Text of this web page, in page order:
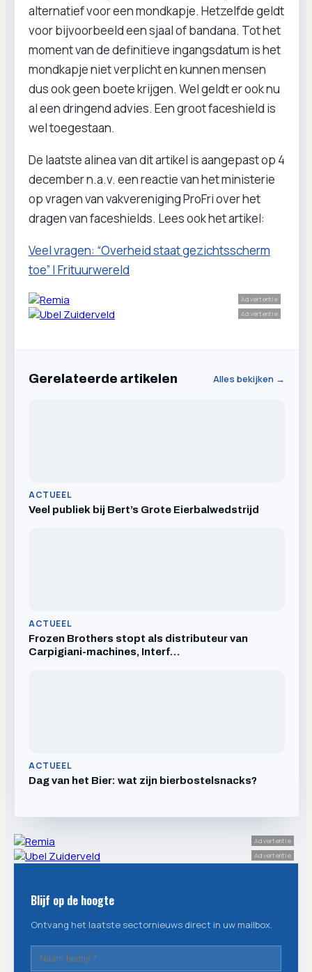
alternatief voor een mondkapje. Hetzelfde geldt
voor bijvoorbeeld een sjaal of bandana. Tot het
moment van de definitieve ingangsdatum is het
mondkapje niet verplicht en kunnen mensen
dus ook geen boete krijgen. Wel geldt er ook nu
al een dringend advies. Een groot faceshield is
wel toegestaan.
De laatste alinea van dit artikel is aangepast op 4
december n.a.v. een reactie van het ministerie
op vragen van vakvereniging ProFri over het
dragen van faceshields. Lees ook het artikel:
Veel vragen: “Overheid staat gezichtsscherm
toe” | Frituurwereld
Advertentie
Advertentie
Gerelateerde artikelen Alles bekijken →
ACTUEEL
Veel publiek bij Bert’s Grote Eierbalwedstrijd
ACTUEEL
Frozen Brothers stopt als distributeur van
Carpigiani-machines, Interf…
ACTUEEL
Dag van het Bier: wat zijn bierbostelsnacks?
Advertentie
Advertentie
Blijf op de hoogte
Ontvang het laatste sectornieuws direct in uw mailbox.